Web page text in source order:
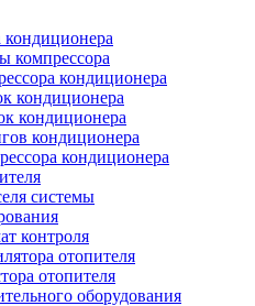
кондиционера
компрессора
кондиционера
кондиционера
кондиционера
кондиционера
кондиционера
системы
контроля
отопителя
отопителя
оборудования